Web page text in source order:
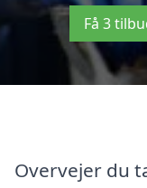
Få 3
Overvejer du